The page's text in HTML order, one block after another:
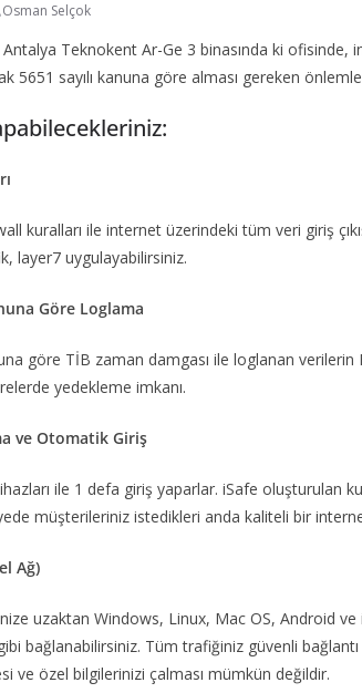
Osman Selçok
Teknokent Ar-Ge 3 binasında ki ofisinde,
5651 sayılı kanuna göre alması gereken
kuralları ile internet üzerindeki tüm veri giriş
layer7 uygulayabilirsiniz.
Göre Loglama
göre TİB zaman damgası ile loglanan
yedekleme imkanı.
ve Otomatik Giriş
ile 1 defa giriş yaparlar. iSafe oluşturulan
müşterileriniz istedikleri anda kaliteli bir
Ağ)
uzaktan Windows, Linux, Mac OS, Android ve
bağlanabilirsiniz. Tüm trafiğiniz güvenli
ve özel bilgilerinizi çalması mümkün değildir.